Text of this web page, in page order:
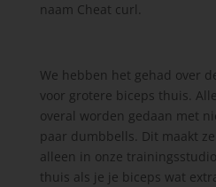
naam Cheat curl.
We hebben het gehad over
voor grotere biceps thuis.
overal worden gedaan met
paar dumbbells. Dit maakt
alleen in onze
thuis als je je biceps wat